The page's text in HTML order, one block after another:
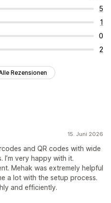
Benutzerdefinierte Größe
5
1
0
2
Rezensionen
15. Juni 2026
and QR codes with wide
very happy with it.
Mehak was extremely helpful
a lot with the setup process.
and efficiently.